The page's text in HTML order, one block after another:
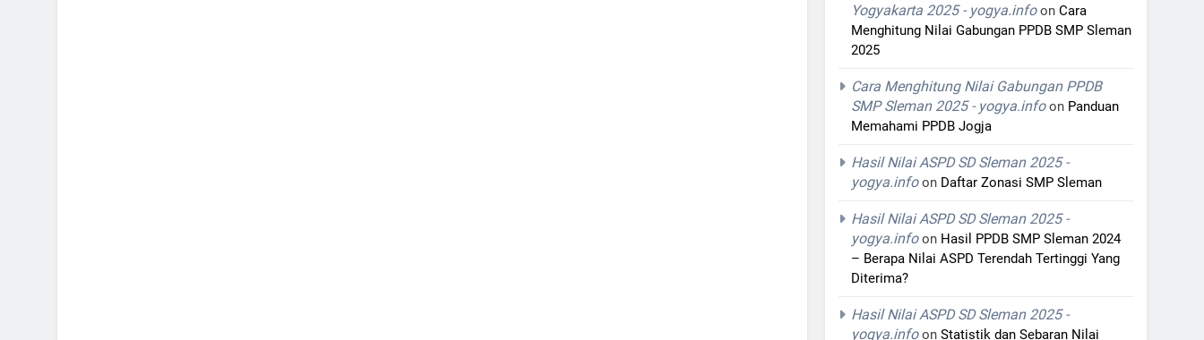
Yogyakarta 2025 - yogya.infoonCara
Menghitung Nilai Gabungan PPDB SMP Sleman
2025
Cara Menghitung Nilai Gabungan PPDB
SMP Sleman 2025 - yogya.infoon Panduan
Memahami PPDB Jogja
Hasil Nilai ASPD SD Sleman 2025 -
yogya.infoon Daftar Zonasi SMP Sleman
Hasil Nilai ASPD SD Sleman 2025 -
yogya.infoon Hasil PPDB SMP Sleman 2024
– Berapa Nilai ASPD Terendah Tertinggi Yang
Diterima?
Hasil Nilai ASPD SD Sleman 2025 -
yogya.infoonStatistik dan Sebaran Nilai